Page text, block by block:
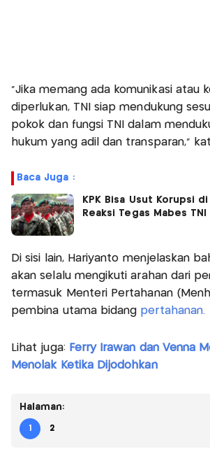
"Jika memang ada komunikasi atau
diperlukan, TNI siap mendukung
pokok dan fungsi TNI dalam
hukum yang adil dan transparan,"
Baca Juga :
KPK Bisa Usut Korupsi
Reaksi Tegas Mabes TNI
Di sisi lain, Hariyanto menjelaskan
akan selalu mengikuti arahan dari
termasuk Menteri Pertahanan
pembina utama bidang pertahanan.
Lihat juga: Ferry Irawan dan Venna
Menolak Ketika Dijodohkan
Halaman:
1 2